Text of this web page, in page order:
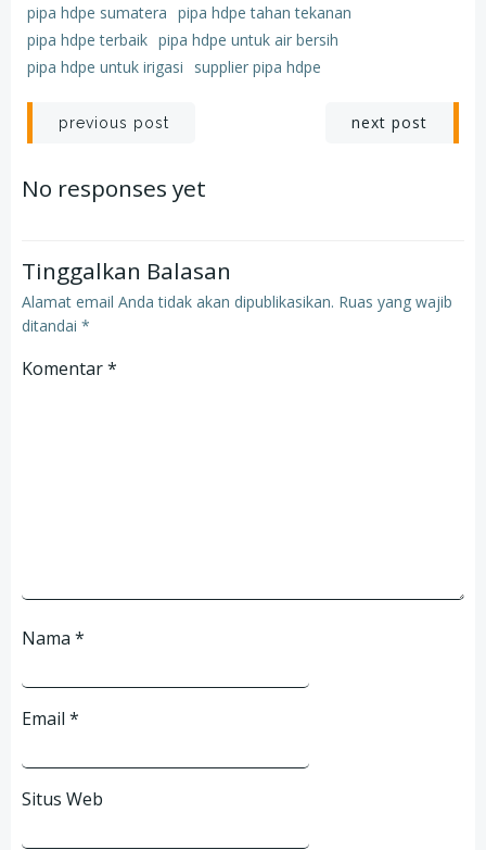
pipa hdpe sumatera pipa hdpe tahan tekanan
pipa hdpe terbaik pipa hdpe untuk air bersih
pipa hdpe untuk irigasi
supplier pipa hdpe
Post
navigation
previous post next post
No responses yet
Tinggalkan Balasan
Alamat email Anda tidak akan dipublikasikan. Ruas yang wajib
ditandai *
Komentar*
Nama *
Email *
Situs Web